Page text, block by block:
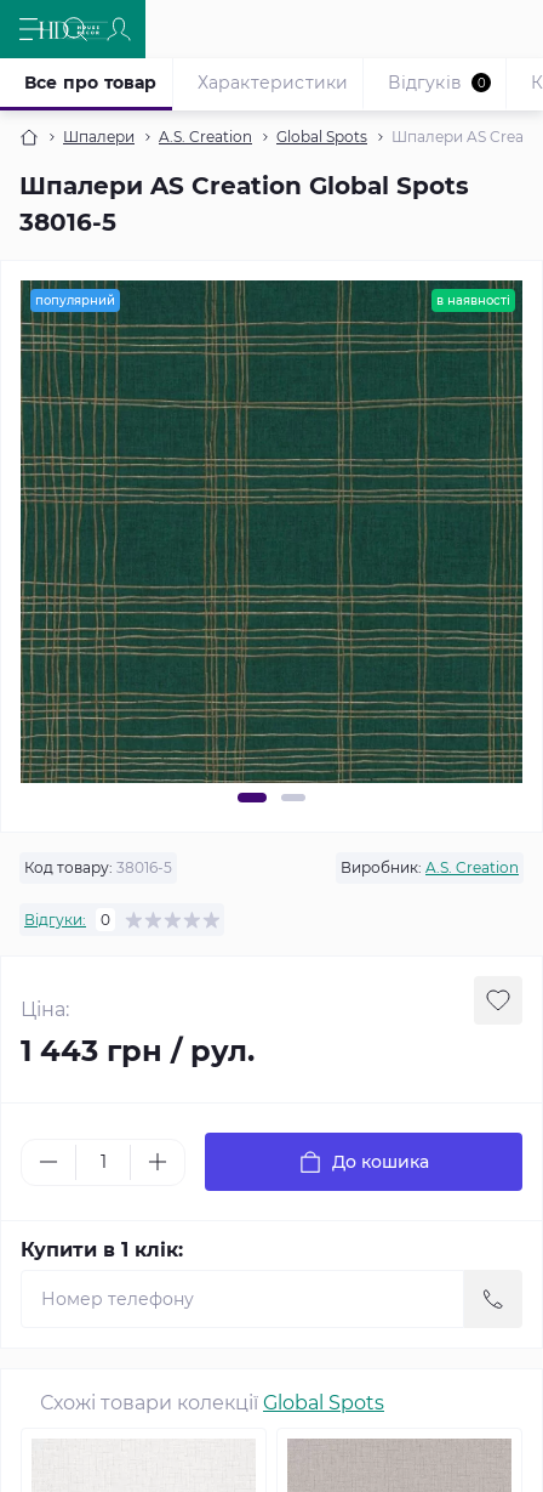
Шпалери A.S. Creation Global Spots Шпалери AS
Шпалери AS Creation Global Spots
38016-5
Все про товар Характеристики Відгуків 0
популярний в наявності
Код товару: 38016-5 Виробник: A.S. Creation
Відгуки: 0
Ціна:
1 443 грн / рул.
До кошика
Купити в 1 клік:
Схожі товари колекції Global Spots